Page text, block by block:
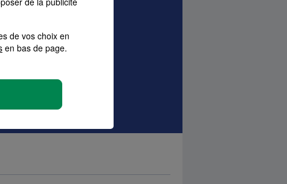
Pro
de vos choix en
en bas de page.